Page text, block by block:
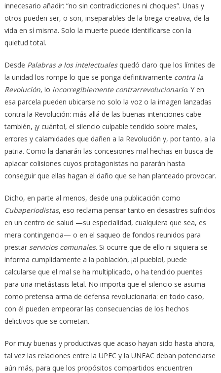
innecesario añadir: “no sin contradicciones ni choques”. Unas y
otros pueden ser, o son, inseparables de la brega creativa, de la
vida en sí misma. Solo la muerte puede identificarse con la
quietud total.
Desde Palabras a los intelectualesquedó claro que los límites de
la unidad los rompe lo que se ponga definitivamente contra la
Revolución, lo incorregiblemente contrarrevolucionario. Y en
esa parcela pueden ubicarse no solo la voz o la imagen lanzadas
contra la Revolución: más allá de las buenas intenciones cabe
también, ¡y cuánto!, el silencio culpable tendido sobre males,
errores y calamidades que dañen a la Revolución y, por tanto, a la
patria. Como la dañarán las concesiones mal hechas en busca de
aplacar colisiones cuyos protagonistas no pararán hasta
conseguir que ellas hagan el daño que se han planteado provocar.
Dicho, en parte al menos, desde una publicación como
Cubaperiodistas, eso reclama pensar tanto en desastres sufridos
en un centro de salud —su especialidad, cualquiera que sea, es
mera contingencia— o en el saqueo de fondos reunidos para
prestar servicios comunales. Si ocurre que de ello ni siquiera se
informa cumplidamente a la población, ¡al pueblo!, puede
calcularse que el mal se ha multiplicado, o ha tendido puentes
para una metástasis letal. No importa que el silencio se asuma
como pretensa arma de defensa revolucionaria: en todo caso,
con él pueden empeorar las consecuencias de los hechos
delictivos que se cometan.
Por muy buenas y productivas que acaso hayan sido hasta ahora,
tal vez las relaciones entre la UPEC y la UNEAC deban potenciarse
aún más, para que los propósitos compartidos encuentren